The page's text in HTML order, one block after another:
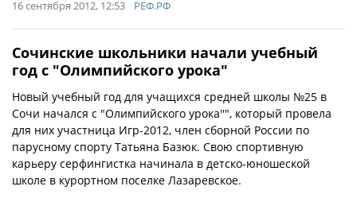
16 сентября 2012, 12:53 РЕФ.РФ
Сочинские школьники начали учебный
год с "Олимпийского урока"
Новый учебный год для учащихся средней школы №25 в
Сочи начался с "Олимпийского урока''", который провела
для них участница Игр-2012, член сборной России по
парусному спорту Татьяна Базюк. Свою спортивную
карьеру серфингистка начинала в детско-юношеской
школе в курортном поселке Лазаревское.